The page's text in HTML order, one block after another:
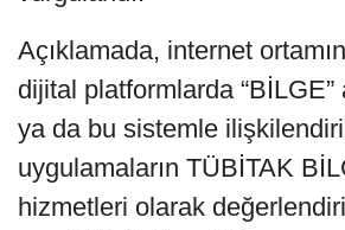
Açıklamada, internet
dijital platformlarda “BİLGE”
ya da bu sistemle
uygulamaların TÜBİTAK
hizmetleri olarak